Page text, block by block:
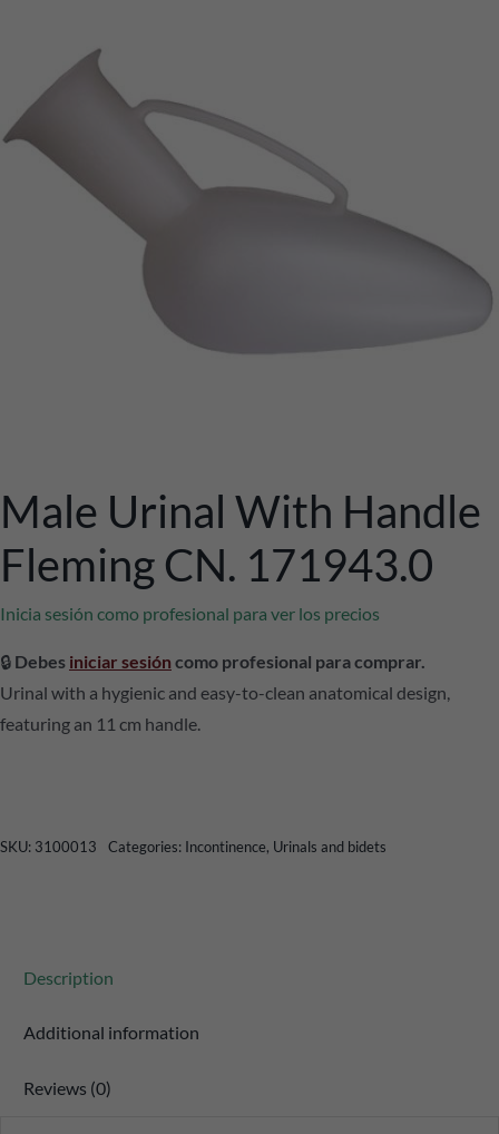
Male Urinal With Handle
Fleming CN. 171943.0
Inicia sesión como profesional para ver los precios
🔒 Debes iniciar sesión como profesional para comprar.
Urinal with a hygienic and easy-to-clean anatomical design,
featuring an 11 cm handle.
SKU: 3100013 Categories: Incontinence, Urinals and bidets
Description
Additional information
Reviews (0)